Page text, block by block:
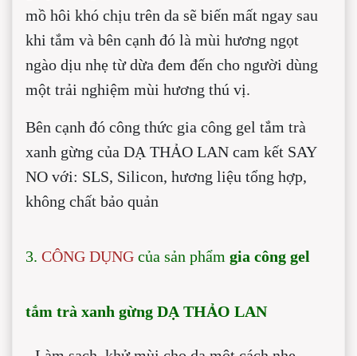
mồ hôi khó chịu trên da sẽ biến mất ngay sau
khi tắm và bên cạnh đó là mùi hương ngọt
ngào dịu nhẹ từ dừa đem đến cho người dùng
một trải nghiệm mùi hương thú vị.
Bên cạnh đó công thức gia công gel tắm trà
xanh gừng của DẠ THẢO LAN cam kết SAY
NO với: SLS, Silicon, hương liệu tổng hợp,
không chất bảo quản
3. CÔNG DỤNG của sản phẩm gia công gel
tắm trà xanh gừng DẠ THẢO LAN